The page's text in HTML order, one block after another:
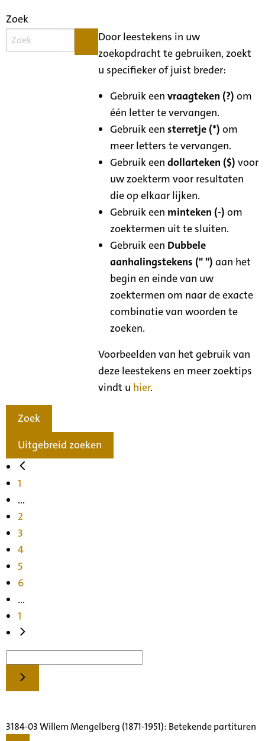
Zoek
Door leestekens in uw
zoekopdracht te gebruiken, zoekt
u specifieker of juist breder:
Gebruik eenvraagteken (?) om
één letter te vervangen.
Gebruik eensterretje (*) om
meer letters te vervangen.
Gebruik eendollarteken ($) voor
uw zoekterm voor resultaten
die op elkaar lijken.
Gebruik een minteken (-) om
zoektermen uit te sluiten.
Gebruik een Dubbele
aanhalingstekens (" ") aan het
begin en einde van uw
zoektermen om naar de exacte
combinatie van woorden te
zoeken.
Voorbeelden van het gebruik van
deze leestekens en meer zoektips
vindt u hier.
Zoek
Uitgebreid zoeken
1
...
2
3
4
5
6
...
1
3184-03 Willem Mengelberg (1871-1951): Betekende partituren